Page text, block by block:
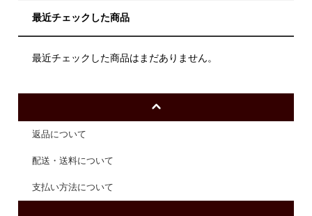
最近チェックした商品
最近チェックした商品はまだありません。
返品について
配送・送料について
支払い方法について